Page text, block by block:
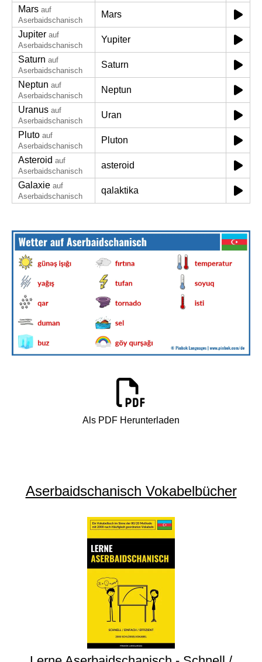
Mars auf
Aserbaidschanisch
Mars
Jupiter auf
Aserbaidschanisch
Yupiter
Saturn auf
Aserbaidschanisch
Saturn
Neptun auf
Aserbaidschanisch
Neptun
Uranus auf
Aserbaidschanisch
Uran
Pluto auf
Aserbaidschanisch
Pluton
Asteroid auf
Aserbaidschanisch
asteroid
Galaxie auf
Aserbaidschanisch
qalaktika
Als PDF Herunterladen
Aserbaidschanisch Vokabelbücher